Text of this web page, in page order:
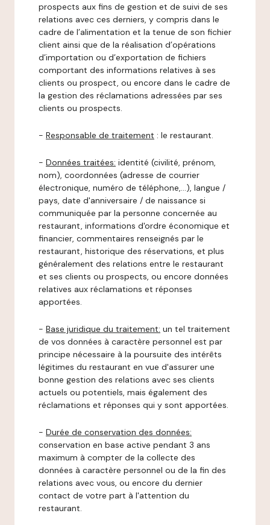
prospects aux fins de gestion et de suivi de ses
relations avec ces derniers, y compris dans le
cadre de l’alimentation et la tenue de son fichier
client ainsi que de la réalisation d’opérations
d’importation ou d’exportation de fichiers
comportant des informations relatives à ses
clients ou prospect, ou encore dans le cadre de
la gestion des réclamations adressées par ses
clients ou prospects.
- Responsable de traitement : le restaurant.
- Données traitées: identité (civilité, prénom,
nom), coordonnées (adresse de courrier
électronique, numéro de téléphone,…), langue /
pays, date d'anniversaire / de naissance si
communiquée par la personne concernée au
restaurant, informations d'ordre économique et
financier, commentaires renseignés par le
restaurant, historique des réservations, et plus
généralement des relations entre le restaurant
et ses clients ou prospects, ou encore données
relatives aux réclamations et réponses
apportées.
- Base juridique du traitement: un tel traitement
de vos données à caractère personnel est par
principe nécessaire à la poursuite des intérêts
légitimes du restaurant en vue d'assurer une
bonne gestion des relations avec ses clients
actuels ou potentiels, mais également des
réclamations et réponses qui y sont apportées.
- Durée de conservation des données:
conservation en base active pendant 3 ans
maximum à compter de la collecte des
données à caractère personnel ou de la fin des
relations avec vous, ou encore du dernier
contact de votre part à l'attention du
restaurant.